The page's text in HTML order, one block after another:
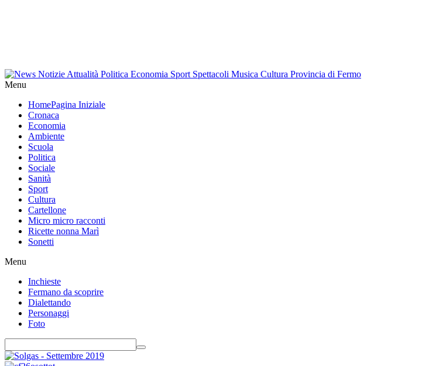
Menu
HomePagina Iniziale
Cronaca
Economia
Ambiente
Scuola
Politica
Sociale
Sanità
Sport
Cultura
Cartellone
Micro micro racconti
Ricette nonna Marì
Sonetti
Menu
Inchieste
Fermano da scoprire
Dialettando
Personaggi
Foto